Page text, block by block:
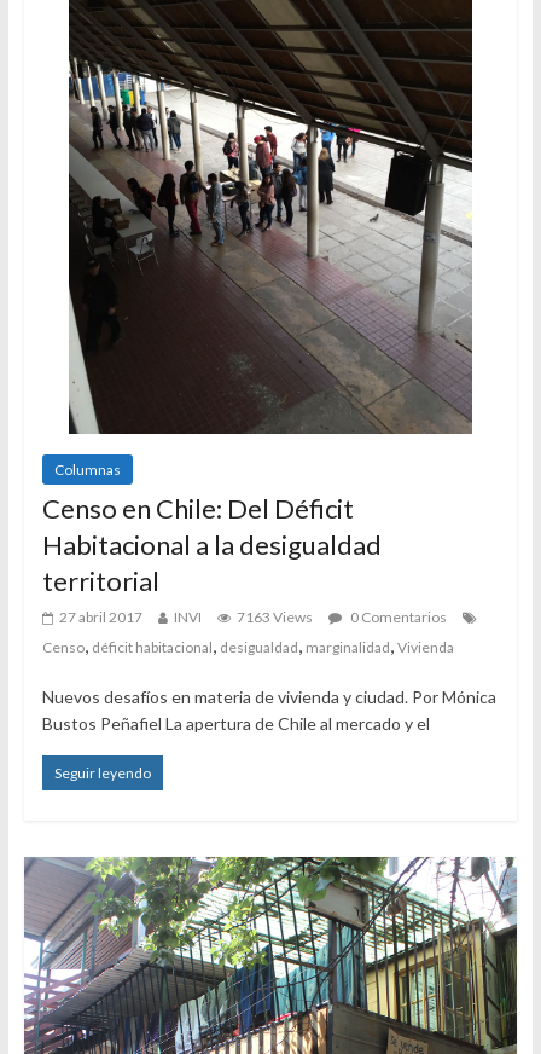
Columnas
Censo en Chile: Del Déficit
Habitacional a la desigualdad
territorial
27 abril 2017 INVI 7163 Views
0 Comentarios
Censo, déficit habitacional desigualdad marginalidad Vivienda
Nuevos desafíos en materia de vivienda y ciudad. Por Mónica
Bustos Peñafiel La apertura de Chile al mercado y el
Seguir leyendo